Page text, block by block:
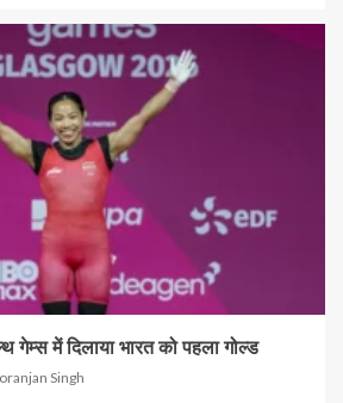
गेम्स में दिलाया भारत को पहला गोल्ड
Singh